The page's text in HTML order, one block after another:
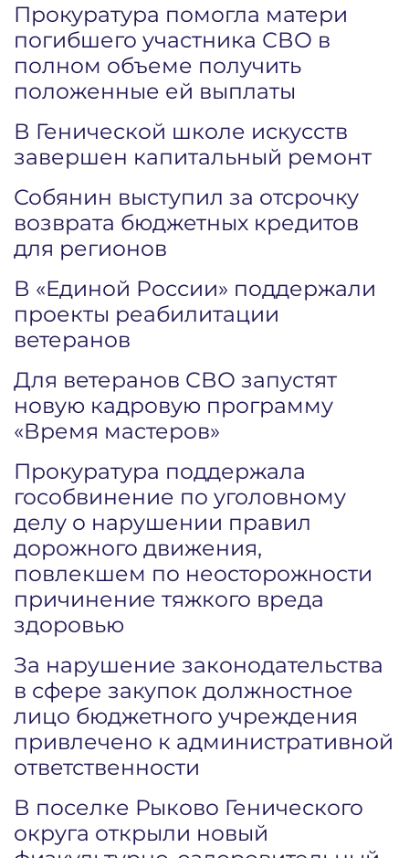
Прокуратура помогла матери
погибшего участника СВО в
полном объеме получить
положенные ей выплаты
В Генической школе искусств
завершен капитальный ремонт
Собянин выступил за отсрочку
возврата бюджетных кредитов
для регионов
В «Единой России» поддержали
проекты реабилитации
ветеранов
Для ветеранов СВО запустят
новую кадровую программу
«Время мастеров»
Прокуратура поддержала
гособвинение по уголовному
делу о нарушении правил
дорожного движения,
повлекшем по неосторожности
причинение тяжкого вреда
здоровью
За нарушение законодательства
в сфере закупок должностное
лицо бюджетного учреждения
привлечено к административной
ответственности
В поселке Рыково Генического
округа открыли новый